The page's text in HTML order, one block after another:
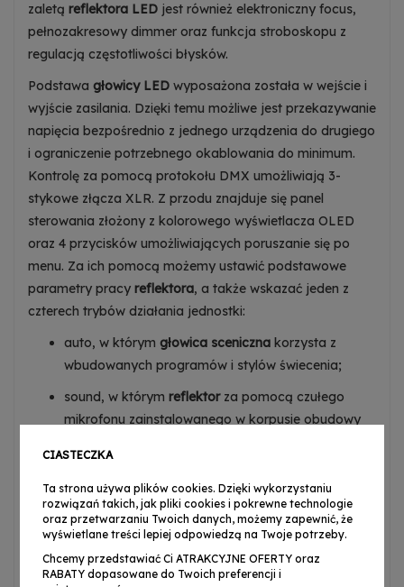
zaletą reflektora LED jest również elektroniczny focus,
pełnozakresowy dimmer oraz funkcja stroboskopu z
regulacją częstotliwości błysków.
Podstawa głowicy LED wyposażona została w wejście i
wyjście zasilania. Dzięki temu możliwe jest przekazywanie
napięcia bezpośrednio z jednego urządzenia do drugiego
i ograniczenie potrzebnego okablowania do minimum.
Kontrolę za pomocą protokołu DMX umożliwiają 3-
stykowe złącza XLR. Z przodu znajduje się panel
sterowania złożony z kolorowego wyświetlacza OLED
oraz 4 przycisków umożliwiających poruszanie się po
menu. Za ich pomocą możemy ustawić podstawowe
parametry pracy reflektora, a także wskazać jeden z
czterech trybów działania jednostki:
auto, w którym głowica sceniczna korzysta z
wbudowanych programów i stylów świecenia;
sound, w którym reflektorza pomocą czułego
mikrofonu zainstalowanego w korpusie obudowy
master/slave, gdy jednostki łączone są ze sobą w
zespoły, a pierwszagłowa LEDw linii steruje
synchroniczną pracą całej grupy;
DMX, kiedy do kontrolowania pojedynczego
CIASTECZKA
Ta strona używa plików cookies. Dzięki wykorzystaniu
rozwiązań takich, jak pliki cookies i pokrewne technologie
oraz przetwarzaniu Twoich danych, możemy zapewnić, że
wyświetlane treści lepiej odpowiedzą na Twoje potrzeby.
Chcemy przedstawiać Ci ATRAKCYJNE OFERTY oraz
RABATY dopasowane do Twoich preferencji i